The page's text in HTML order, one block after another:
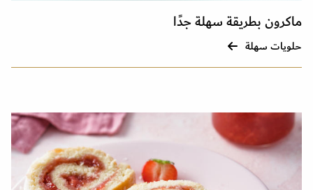
ماكرون بطريقة سهلة جدًا
حلويات سهلة